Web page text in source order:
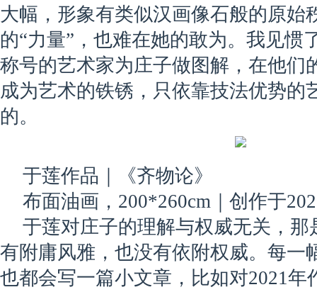
大幅，形象有类似汉画像石般的原始
的“力量”，也难在她的敢为。我见惯
称号的艺术家为庄子做图解，在他们
成为艺术的铁锈，只依靠技法优势的
的。
于莲作品｜《齐物论》
布面油画，200*260cm｜创作于
于莲对庄子的理解与权威无关，
有附庸风雅，也没有依附权威。每一
也都会写一篇小文章，比如对2021年